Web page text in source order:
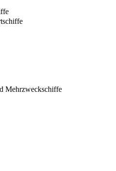
Mehrzweckschiffe